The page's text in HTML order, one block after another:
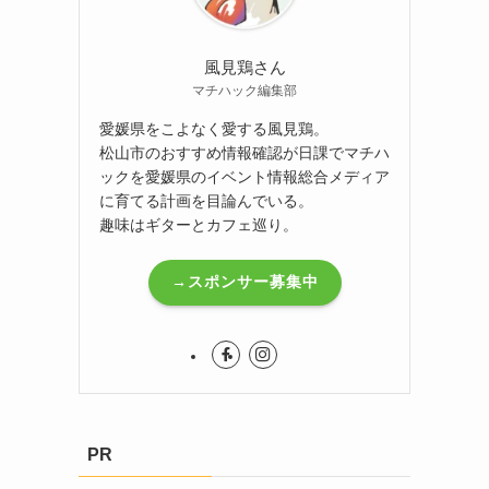
風見鶏さん
マチハック編集部
愛媛県をこよなく愛する風見鶏。
松山市のおすすめ情報確認が日課でマチハ
ックを愛媛県のイベント情報総合メディア
に育てる計画を目論んでいる。
趣味はギターとカフェ巡り。
→スポンサー募集中
PR